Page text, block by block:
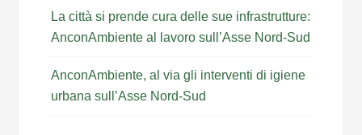
La città si prende cura delle sue infrastrutture:
AnconAmbiente al lavoro sull’Asse Nord-Sud
AnconAmbiente, al via gli interventi di igiene
urbana sull’Asse Nord-Sud